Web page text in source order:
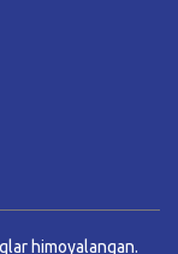
himoyalangan.